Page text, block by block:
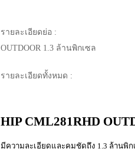
รายละเอียดย่อ :
OUTDOOR 1.3 ล้านพิกเซล
รายละเอียดทั้งหมด :
HIP CML281RHD
มีความละเอียดและคมชัดถึง 1.3 ล้านพิก